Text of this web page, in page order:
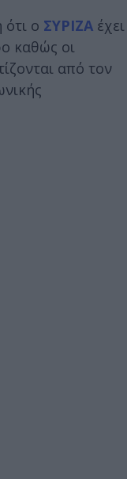
ο ΣΥΡΙΖΑ έχει
καθώς οι
από τον